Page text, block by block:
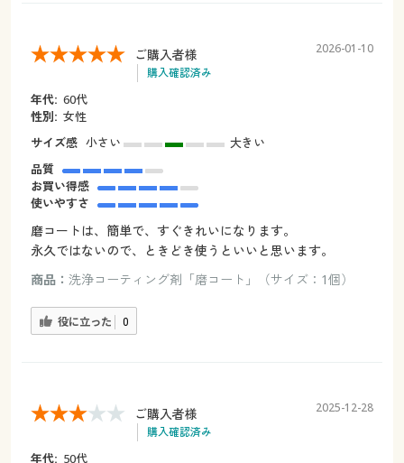
ご購入者様
購入確認済み
2026-01-10
年代: 60代
性別: 女性
サイズ感 小さい
大きい
品質
お買い得感
使いやすさ
磨コートは、簡単で、すぐきれいになります。
永久ではないので、ときどき使うといいと思います。
商品： 洗浄コーティング剤「磨コート」（サイズ：1個）
役に立った 0
ご購入者様
購入確認済み
2025-12-28
年代: 50代